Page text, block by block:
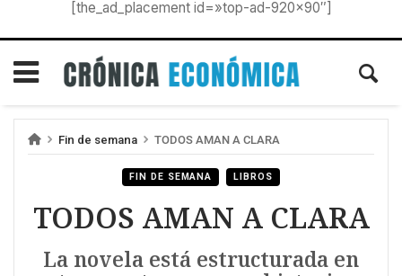
[the_ad_placement id=»top-ad-920×90″]
Fin de semana TODOS AMAN A CLARA
FIN DE SEMANA LIBROS
TODOS AMAN A CLARA
La novela está estructurada en